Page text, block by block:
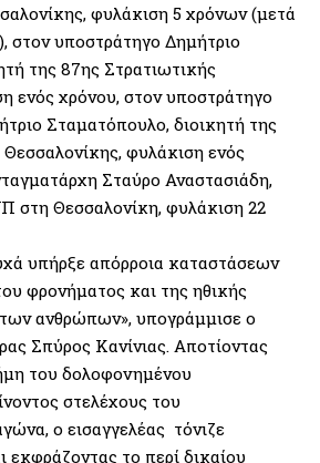
φυλάκιση 5 χρόνων (μετά
στον υποστράτηγο Δημήτριο
της 87ης Στρατιωτικής
ενός χρόνου, στον υποστράτηγο
Σταματόπουλο, διοικητή της
φυλάκιση ενός
Σταύρο Αναστασιάδη,
στη Θεσσαλονίκη, φυλάκιση 22
υπήρξε απόρροια καταστάσεων
φρονήματος και της ηθικής
ανθρώπων», υπογράμμισε ο
Σπύρος Κανίνιας. Αποτίοντας
του δολοφονημένου
στελέχους του
ο εισαγγελέας τόνιζε
εκφράζοντας το περί δικαίου